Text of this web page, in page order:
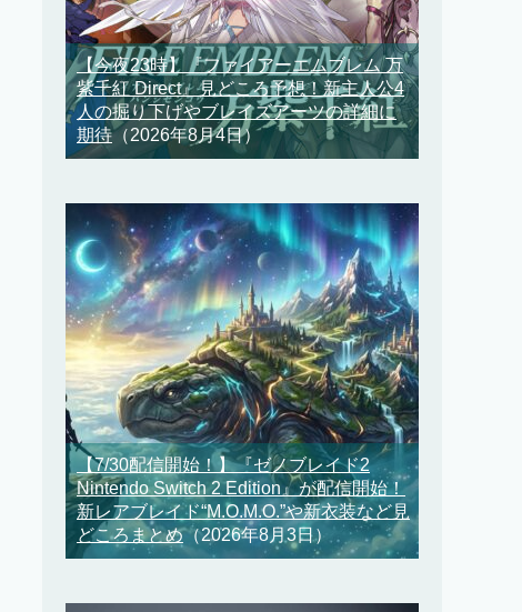
【今夜23時】『ファイアーエムブレム 万
紫千紅 Direct』見どころ予想！新主人公4
人の掘り下げやブレイズアーツの詳細に
期待（2026年8月4日）
【7/30配信開始！】『ゼノブレイド2
Nintendo Switch 2 Edition』が配信開始！
新レアブレイド“M.O.M.O.”や新衣装など見
どころまとめ（2026年8月3日）